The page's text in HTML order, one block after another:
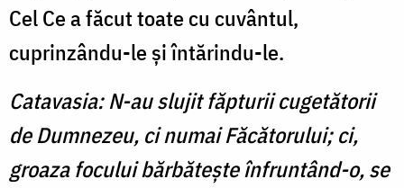
Cel Ce a făcut toate cu cuvântul,
cuprinzându-le şi întărindu-le.
Catavasia: N-au slujit făpturii cuge­tătorii
de Dumnezeu, ci numai Făcătorului; ci,
groaza focului bărbăteşte înfruntând-o, se